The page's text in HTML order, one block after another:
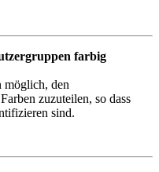
farbig
möglich, den
zuzuteilen, so dass
sind.